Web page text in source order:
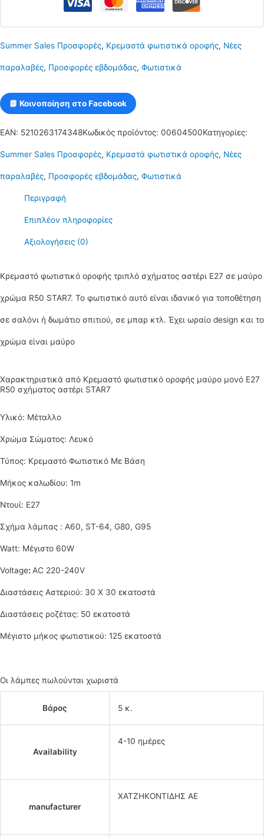
αστέρι
Ε27
σε
λευκό
χρώμα
R50
STAR7
ποσότητα
Summer Sales Προσφορές, Κρεμαστά φωτιστικά οροφής, Νέες
παραλαβές, Προσφορές εβδομάδας, Φωτιστικά
📘 Κοινοποίηση στο Facebook
EAN: 5210263174348Κωδικός προϊόντος: 00604500Κατηγορίες:
Summer Sales Προσφορές, Κρεμαστά φωτιστικά οροφής, Νέες
παραλαβές, Προσφορές εβδομάδας, Φωτιστικά
Περιγραφή
Επιπλέον πληροφορίες
Αξιολογήσεις (0)
Κρεμαστό φωτιστικό οροφής τριπλό σχήματος αστέρι Ε27 σε μαύρο
χρώμα R50 STAR7. Το φωτιστικό αυτό είναι ιδανικό για τοποθέτηση
σε σαλόνι ή δωμάτιο σπιτιού, σε μπαρ κτλ. Έχει ωραίο design και το
χρώμα είναι μαύρο
Χαρακτηριστικά από Κρεμαστό φωτιστικό οροφής μαύρο μονό Ε27
R50 σχήματος αστέρι STAR7
Υλικό: Μέταλλο
Χρώμα Σώματος: Λευκό
Τύπος: Κρεμαστό Φωτιστικό Με Βάση
Μήκος καλωδίου: 1m
Ντουί: Ε27
Σχήμα λάμπας : A60, ST-64, G80, G95
Watt: Μέγιστο 60W
Voltage: AC 220-240V
Διαστάσεις Αστεριού: 30 Χ 30 εκατοστά
Διαστάσεις ροζέτας: 50 εκατοστά
Μέγιστο μήκος φωτιστικού: 125 εκατοστά
Οι λάμπες πωλούνται χωριστά
Βάρος 5 κ.
Availability
4-10 ημέρες
manufacturer
ΧΑΤΖΗΚΟΝΤΙΔΗΣ ΑΕ